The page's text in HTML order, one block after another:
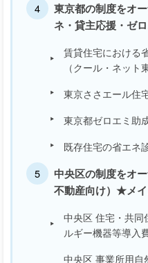
東京都の制度をオ
ネ・貸主応援・ゼロ
賃貸住宅における
（クール・ネット
東京ささエール住
東京都ゼロエミ助
既存住宅の省エネ
中央区の制度をオ
不動産向け）★メ
中央区 住宅・共同
ルギー機器等導入
中央区 事業所用自